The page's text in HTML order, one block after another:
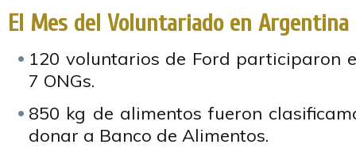
El Mes del Voluntariado en
120 voluntarios de Ford participaron
7 ONGs.
850 kg de alimentos fueron
donar a Banco de Alimentos.